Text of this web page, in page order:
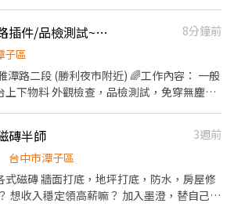
班:08:00~20:00 ⭐️薪資:$31,000元 💞加班獎
晚班:20:00~08:00 ⭐️薪
:320元/天) 💞加班獎勵金:加班4天$3500、加
金或禮
機車停車場 ✨ෆෆෆෆෆෆ📞應徵看
） ❤️‍點擊加入:https://lin.ee/TuSzLpe (加
名+電話)
(潭子🌈可週領) 線路插件/品檢測試~週休六日
8分鐘前
子區
潭路二段 (勝利夜市附近) 🌈工作內容： 一般
下物料 外觀檢查，品檢測試，免穿無塵服
應徵雅潭廠 早班作業員 🌈工作時間及待遇：
薪資: 30500 ，加班費另計 🌈休假制度： 週
🌈須可正常+勞保、健保、勞退、團保 🌈員
獎金
磚半師
3週前
台中市潭子區
式磁磚 牆面打底，地坪打底，防水，房屋修
想收入穩定領高薪嘛？ 加入墨澄，替自己的